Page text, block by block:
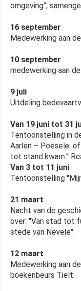
omgeving”,
16 september
Medewerking aan
10 september
medewerking aan
9 juli
Uitdeling
Van 19 juni tot 31
Tentoonstelling in
Aarlen – Poesele:
tot stand kwam.”
Van 3 tot 11 juni
Tentoonstelling
21 maart
Nacht van de
over: "Van stad tot
stede van Nevele".
12 maart
Medewerking aan
boekenbeurs Tielt.